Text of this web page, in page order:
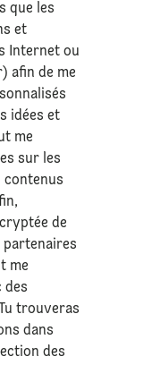
que les
et
Internet ou
afin de me
idées et
me
sur les
contenus
de
partenaires
me
des
trouveras
dans
des